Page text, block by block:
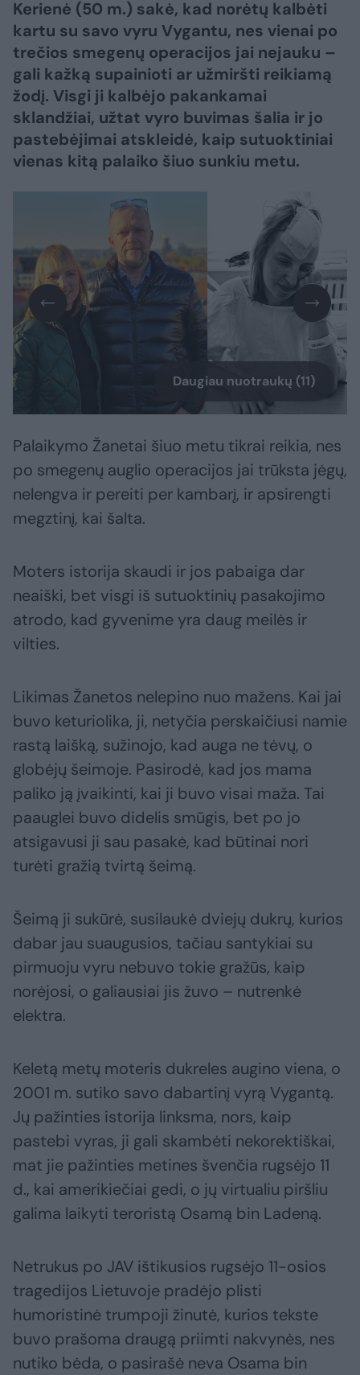
Kerienė (50 m.) sakė, kad norėtų kalbėti
kartu su savo vyru Vygantu, nes vienai po
trečios smegenų operacijos jai nejauku –
gali kažką supainioti ar užmiršti reikiamą
žodį. Visgi ji kalbėjo pakankamai
sklandžiai, užtat vyro buvimas šalia ir jo
pastebėjimai atskleidė, kaip sutuoktiniai
vienas kitą palaiko šiuo sunkiu metu.
Daugiau nuotraukų (11)
Palaikymo Žanetai šiuo metu tikrai reikia, nes
po smegenų auglio operacijos jai trūksta jėgų,
nelengva ir pereiti per kambarį, ir apsirengti
megztinį, kai šalta.
Moters istorija skaudi ir jos pabaiga dar
neaiški, bet visgi iš sutuoktinių pasakojimo
atrodo, kad gyvenime yra daug meilės ir
vilties.
Likimas Žanetos nelepino nuo mažens. Kai jai
buvo keturiolika, ji, netyčia perskaičiusi namie
rastą laišką, sužinojo, kad auga ne tėvų, o
globėjų šeimoje. Pasirodė, kad jos mama
paliko ją įvaikinti, kai ji buvo visai maža. Tai
paauglei buvo didelis smūgis, bet po jo
atsigavusi ji sau pasakė, kad būtinai nori
turėti gražią tvirtą šeimą.
Šeimą ji sukūrė, susilaukė dviejų dukrų, kurios
dabar jau suaugusios, tačiau santykiai su
pirmuoju vyru nebuvo tokie gražūs, kaip
norėjosi, o galiausiai jis žuvo – nutrenkė
elektra.
Keletą metų moteris dukreles augino viena, o
2001 m. sutiko savo dabartinį vyrą Vygantą.
Jų pažinties istorija linksma, nors, kaip
pastebi vyras, ji gali skambėti nekorektiškai,
mat jie pažinties metines švenčia rugsėjo 11
d., kai amerikiečiai gedi, o jų virtualiu piršliu
galima laikyti teroristą Osamą bin Ladeną.
Netrukus po JAV ištikusios rugsėjo 11-osios
tragedijos Lietuvoje pradėjo plisti
humoristinė trumpoji žinutė, kurios tekste
buvo prašoma draugą priimti nakvynės, nes
nutiko bėda, o pasirašė neva Osama bin